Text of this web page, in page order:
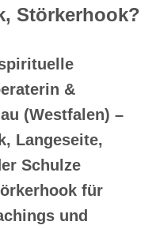
Störkerhook?
&
(Westfalen) –
Langeseite,
Schulze
für
und